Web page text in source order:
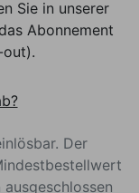
Sie in unserer
Abonnement
Der